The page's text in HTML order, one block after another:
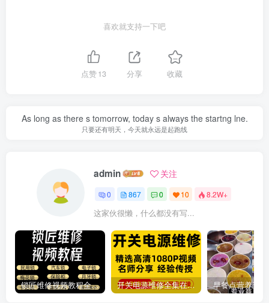
喜欢就支持一下吧
点赞13 分享 收藏
As long as there s tomorrow, today s always the startng lne.
只要还有明天，今天就永远是起跑线
admin 关注
0 867 0 10 8.2W+
这家伙很懒，什么都没有写...
锁匠维修视频教程全套从入门到精通技巧培训学习在线自学课程 开关电源维修全集在线视频教程新手零基础课程教程从入门到精通